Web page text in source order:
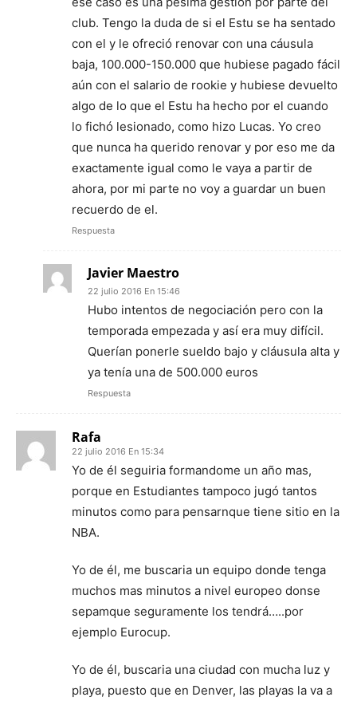
club. Tengo la duda de si el Estu se ha sentado
con el y le ofreció renovar con una cáusula
baja, 100.000-150.000 que hubiese pagado fácil
aún con el salario de rookie y hubiese devuelto
algo de lo que el Estu ha hecho por el cuando
lo fichó lesionado, como hizo Lucas. Yo creo
que nunca ha querido renovar y por eso me da
exactamente igual como le vaya a partir de
ahora, por mi parte no voy a guardar un buen
recuerdo de el.
Respuesta
Javier Maestro
22 julio 2016 En 15:46
Hubo intentos de negociación pero con la
temporada empezada y así era muy difícil.
Querían ponerle sueldo bajo y cláusula alta y
ya tenía una de 500.000 euros
Respuesta
Rafa
22 julio 2016 En 15:34
Yo de él seguiria formandome un año mas,
porque en Estudiantes tampoco jugó tantos
minutos como para pensarnque tiene sitio en la
NBA.
Yo de él, me buscaria un equipo donde tenga
muchos mas minutos a nivel europeo donse
sepamque seguramente los tendrá…..por
ejemplo Eurocup.
Yo de él, buscaria una ciudad con mucha luz y
playa, puesto que en Denver, las playas la va a